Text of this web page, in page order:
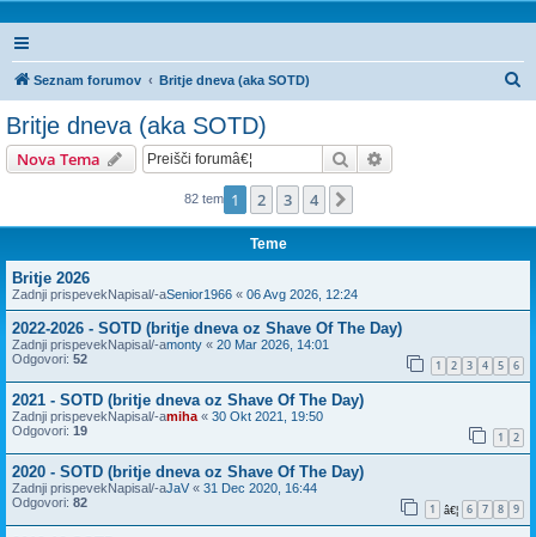
Seznam forumov Britje dneva (aka SOTD)
Britje dneva (aka SOTD)
Nova Tema Iskanje
82 tem 1 2 3 4
Teme
Britje 2026
Zadnji prispevekNapisal/-aSenior1966 « 06 Avg 2026, 12:24
2022-2026 - SOTD (britje dneva oz Shave Of The Day)
Zadnji prispevekNapisal/-amonty « 20 Mar 2026, 14:01
Odgovori: 52 1 2 3 4 5 6
2021 - SOTD (britje dneva oz Shave Of The Day)
Zadnji prispevekNapisal/-amiha « 30 Okt 2021, 19:50
Odgovori: 19 1 2
2020 - SOTD (britje dneva oz Shave Of The Day)
Zadnji prispevekNapisal/-aJaV « 31 Dec 2020, 16:44
Odgovori: 82 1 â€¦ 6 7 8 9